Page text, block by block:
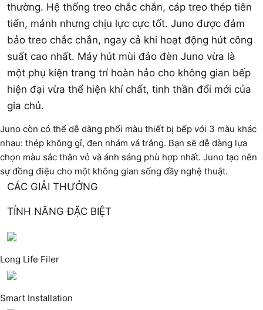
thường. Hệ thống treo chắc chắn, cáp treo thép tiên
tiến, mảnh nhưng chịu lực cực tốt. Juno được đảm
bảo treo chắc chắn, ngay cả khi hoạt động hút công
suất cao nhất. Máy hút mùi đảo đèn Juno vừa là
một phụ kiện trang trí hoàn hảo cho không gian bếp
hiện đại vừa thể hiện khí chất, tinh thần đổi mới của
gia chủ.
Juno còn có thể dễ dàng phối màu thiết bị bếp với 3 màu khác
nhau: thép không gỉ, đen nhám vá trắng. Bạn sẽ dễ dàng lựa
chọn màu sắc thân vỏ và ánh sáng phù hợp nhất. Juno tạo nên
sự đồng điệu cho một không gian sống đầy nghệ thuật.
CÁC GIẢI THƯỞNG
TÍNH NĂNG ĐẶC BIỆT
Long Life Filer
Smart Installation